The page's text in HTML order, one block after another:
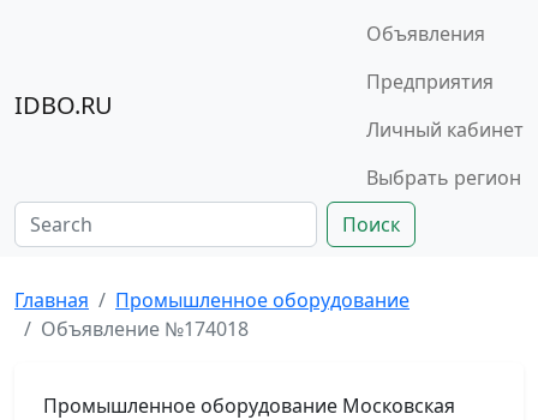
IDBO.RU
Объявления
Предприятия
Личный кабинет
Выбрать регион
Поиск
Главная
Промышленное оборудование
Объявление №174018
Промышленное оборудование Московская